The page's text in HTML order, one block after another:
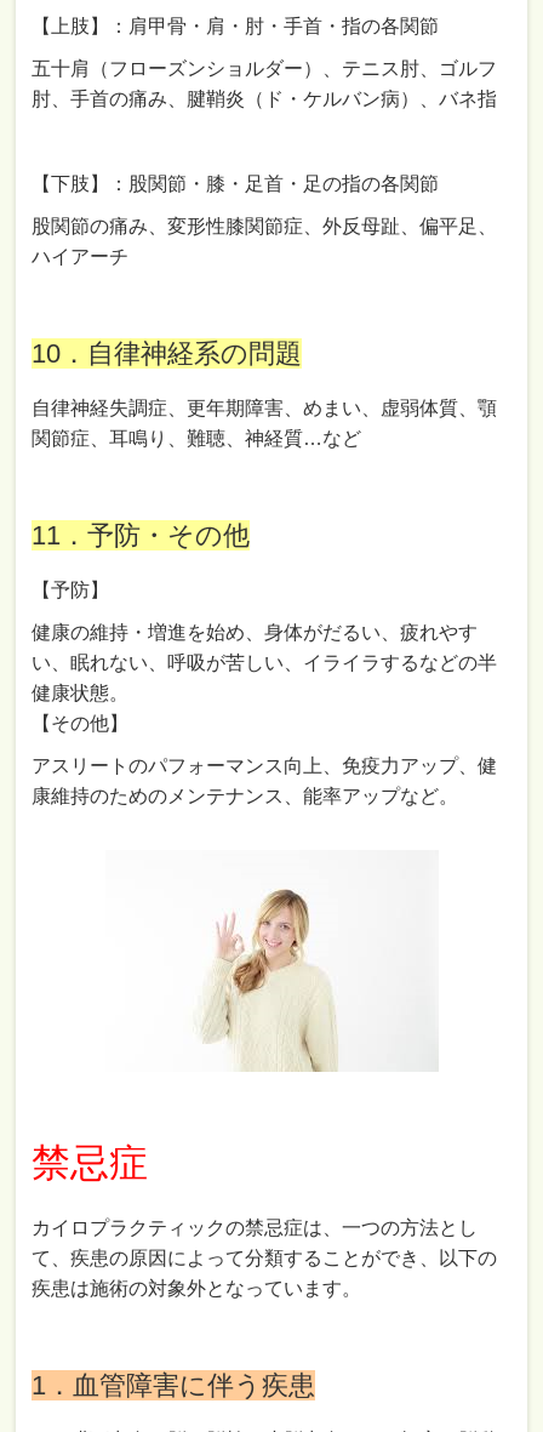
【上肢】：肩甲骨・肩・肘・手首・指の各関節
五十肩（フローズンショルダー）、テニス肘、ゴルフ
肘、手首の痛み、腱鞘炎（ド・ケルバン病）、バネ指
【下肢】：股関節・膝・足首・足の指の各関節
股関節の痛み、変形性膝関節症、外反母趾、偏平足、
ハイアーチ
10．自律神経系の問題
自律神経失調症、更年期障害、めまい、虚弱体質、顎
関節症、耳鳴り、難聴、神経質…など
11．予防・その他
【予防】
健康の維持・増進を始め、身体がだるい、疲れやす
い、眠れない、呼吸が苦しい、イライラするなどの半
健康状態。
【その他】
アスリートのパフォーマンス向上、免疫力アップ、健
康維持のためのメンテナンス、能率アップなど。
禁忌症
カイロプラクティックの禁忌症は、一つの方法とし
て、疾患の原因によって分類することができ、以下の
疾患は施術の対象外となっています。
1．血管障害に伴う疾患